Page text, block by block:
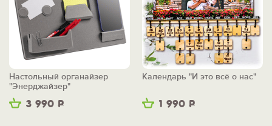
3 990 Р
Настольный органайзер
"Энерджайзер"
1 990 Р
Календарь "И это всё о нас"